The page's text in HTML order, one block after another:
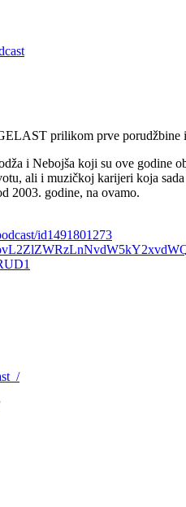
prilikom prve porudžbine
i Nebojša koji su ove godine
ali i muzičkoj karijeri koja
2003. godine, na ovamo.
id1491801273